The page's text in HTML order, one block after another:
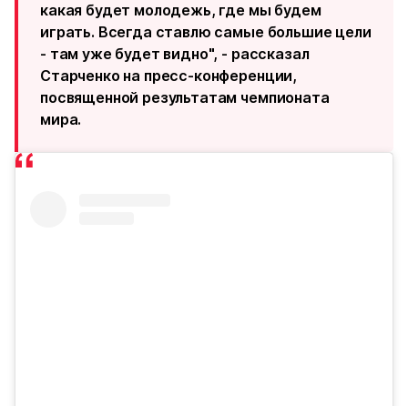
какая будет молодежь, где мы будем
играть. Всегда ставлю самые большие цели
- там уже будет видно", - рассказал
Старченко на пресс-конференции,
посвященной результатам чемпионата
мира.